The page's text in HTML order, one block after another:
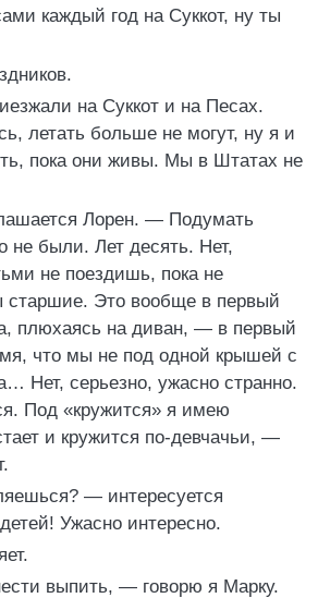
каждый год на Суккот, ну ты
на Суккот и на Песах.
летать больше не могут, ну я и
пока они живы. Мы в Штатах не
Лорен. — Подумать
не были. Лет десять. Нет,
не поездишь, пока не
старшие. Это вообще в первый
плюхаясь на диван, — в первый
что мы не под одной крышей с
Нет, серьезно, ужасно странно.
Под «кружится» я имею
и кружится по-девчачьи, —
— интересуется
Ужасно интересно.
выпить, — говорю я Марку.